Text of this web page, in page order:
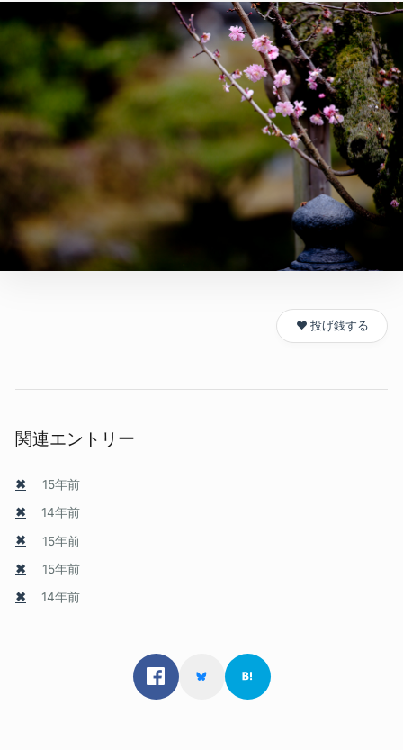
❤️ 投げ銭する
関連エントリー
✖
15年前
✖
14年前
✖
15年前
✖
15年前
✖
14年前